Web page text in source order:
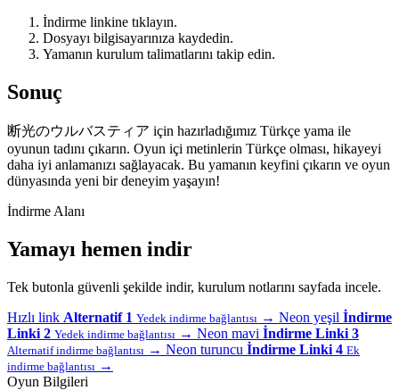
İndirme linkine tıklayın.
Dosyayı bilgisayarınıza kaydedin.
Yamanın kurulum talimatlarını takip edin.
Sonuç
断光のウルバスティア için hazırladığımız Türkçe yama ile
oyunun tadını çıkarın. Oyun içi metinlerin Türkçe olması, hikayeyi
daha iyi anlamanızı sağlayacak. Bu yamanın keyfini çıkarın ve oyun
dünyasında yeni bir deneyim yaşayın!
İndirme Alanı
Yamayı hemen indir
Tek butonla güvenli şekilde indir, kurulum notlarını sayfada incele.
Hızlı link Alternatif 1 Yedek indirme bağlantısı → Neon yeşil İndirme
Linki 2 Yedek indirme bağlantısı → Neon mavi İndirme Linki 3
Alternatif indirme bağlantısı → Neon turuncu İndirme Linki 4 Ek
indirme bağlantısı →
Oyun Bilgileri